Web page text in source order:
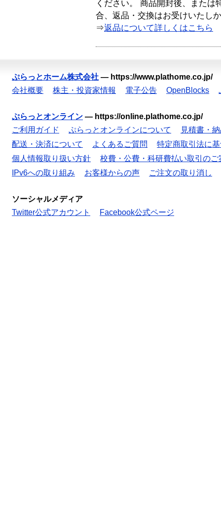
ください。 商品開封後、または
合、返品・交換はお受けいたし
⇒返品について詳しくはこちら
ぷらっとホーム株式会社 — https://www.plathome.co.jp/
会社概要
株主・投資家情報 電子公告 OpenBlocks
ぷらっとオンライン — https://online.plathome.co.jp/
ご利用ガイド
ぷらっとオンラインについて
見積書・
配送・決済について
よくあるご質問
特定商取引法に
個人情報取り扱い方針
校費・公費・科研費払い取引のご
IPv6への取り組み
お客様からの声 ご注文の取り消し
ソーシャルメディア
Twitter公式アカウント
Facebook公式ページ